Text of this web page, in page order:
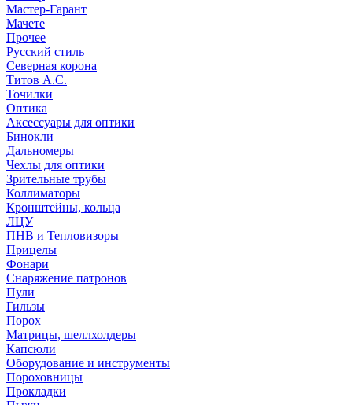
Мастер-Гарант
Мачете
Прочее
Русский стиль
Северная корона
Титов А.С.
Точилки
Оптика
Аксессуары для оптики
Бинокли
Дальномеры
Чехлы для оптики
Зрительные трубы
Коллиматоры
Кронштейны, кольца
ЛЦУ
ПНВ и Тепловизоры
Прицелы
Фонари
Снаряжение патронов
Пули
Гильзы
Порох
Матрицы, шеллхолдеры
Капсюли
Оборудование и инструменты
Пороховницы
Прокладки